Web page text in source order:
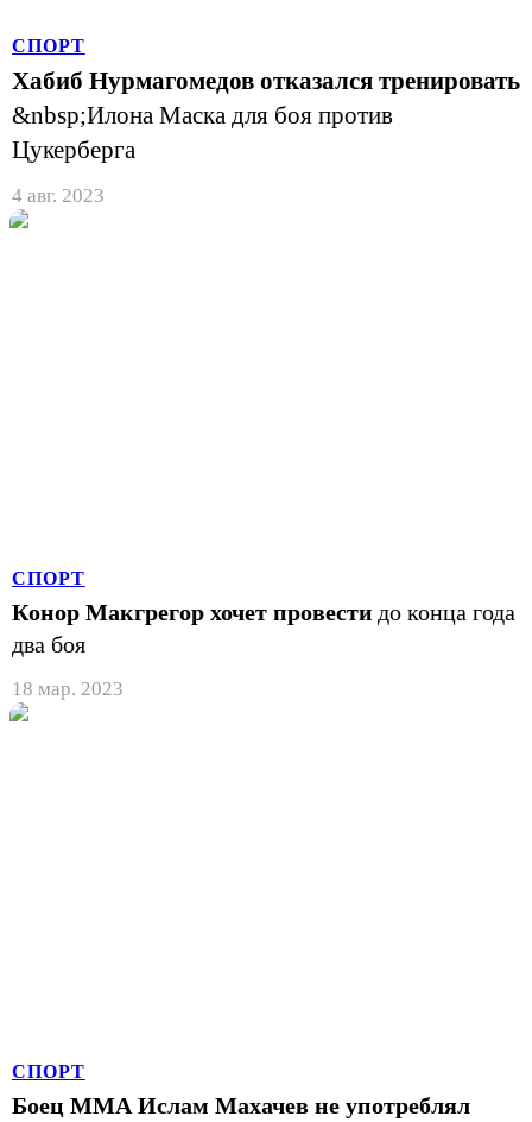
СПОРТ
Хабиб Нурмагомедов отказался тренировать
&nbsp;Илона Маска для боя против
Цукерберга
4 авг. 2023
СПОРТ
Конор Макгрегор хочет провести до конца года
два боя
18 мар. 2023
СПОРТ
Боец ММА Ислам Махачев не употреблял